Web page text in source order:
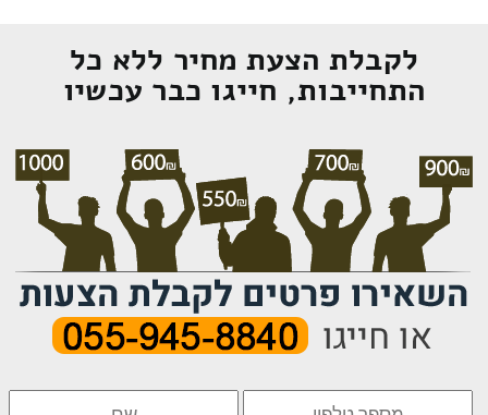
לקבלת הצעת מחיר ללא כל
התחייבות, חייגו כבר עכשיו